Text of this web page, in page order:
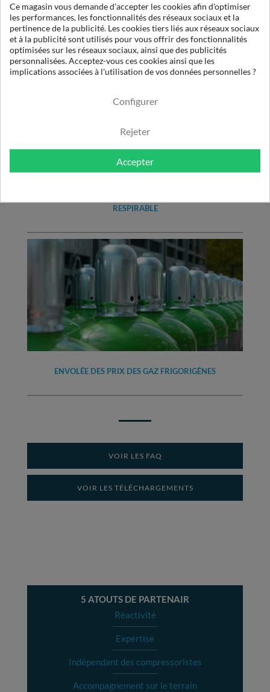
COMPRESSED AIR HEATER
RESPIRABLE
ENVOLÉE DES PRIX DES GAZ FRIGORIGÈNES
VOIR LES FAQ
VOIR LES TÉLÉCHARGEMENTS
5 ATOUTS DE PARTENAIR
Réactivité
Expertise
Indépendant des compressoristes
Accompagnement sur le terrain
Ce magasin vous demande d'accepter les cookies afin d'optimiser
les performances, les fonctionnalités des réseaux sociaux et la
pertinence de la publicité. Les cookies tiers liés aux réseaux sociaux
et à la publicité sont utilisés pour vous offrir des fonctionnalités
optimisées sur les réseaux sociaux, ainsi que des publicités
personnalisées. Acceptez-vous ces cookies ainsi que les
implications associées à l'utilisation de vos données personnelles ?
Configurer
Rejeter
Accepter